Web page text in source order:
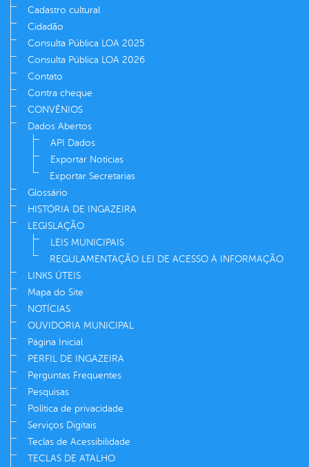
Cadastro cultural
Cidadão
Consulta Pública LOA 2025
Consulta Pública LOA 2026
Contato
Contra cheque
CONVÊNIOS
Dados Abertos
API Dados
Exportar Notícias
Exportar Secretarias
Glossário
HISTÓRIA DE INGAZEIRA
LEGISLAÇÃO
LEIS MUNICIPAIS
REGULAMENTAÇÃO LEI DE ACESSO À INFORMAÇÃO
LINKS ÚTEIS
Mapa do Site
NOTÍCIAS
OUVIDORIA MUNICIPAL
Página Inicial
PERFIL DE INGAZEIRA
Perguntas Frequentes
Pesquisas
Política de privacidade
Serviços Digitais
Teclas de Acessibilidade
TECLAS DE ATALHO